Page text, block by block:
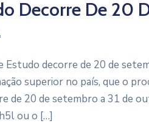
Decorre De 20
Estudo decorre de 20 de
superior no país, que o
de 20 de setembro a 31 de
ou o […]